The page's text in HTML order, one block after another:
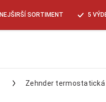
NEJŠIRŠÍ SORTIMENT 5
Zehnder termostatická